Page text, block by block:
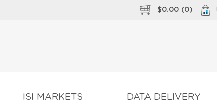
$0.00 (0)
ISI MARKETS DATA DELIVERY